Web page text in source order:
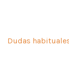
Dudas